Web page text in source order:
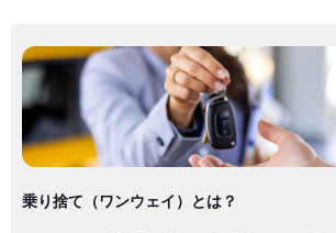
乗り捨て（ワンウェイ）とは？